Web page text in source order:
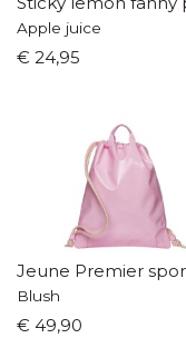
Apple juice
€ 24,95
Jeune Premier
Blush
€ 49,90